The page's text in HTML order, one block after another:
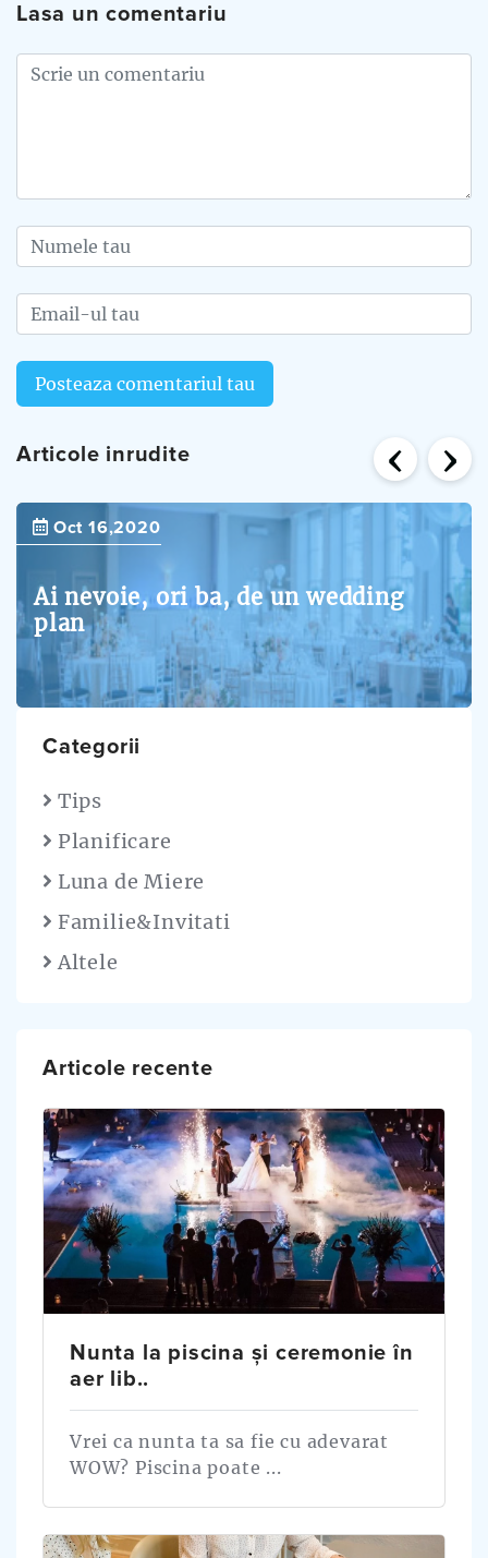
Lasa un comentariu
Posteaza comentariul tau
Articole inrudite
Oct 16,2020
Ai nevoie, ori ba, de un wedding
plan
‹ ›
Categorii
Tips
Planificare
Luna de Miere
Familie&Invitati
Altele
Articole recente
Nunta la piscina și ceremonie în
aer lib..
Vrei ca nunta ta sa fie cu adevarat
WOW? Piscina poate ...